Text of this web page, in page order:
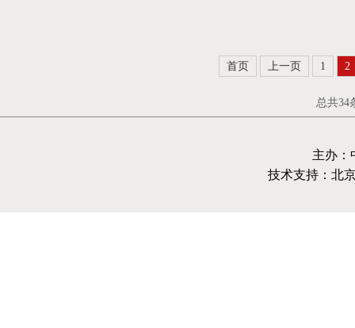
首页 上一页 1 2
总共
主办：
技术支持：北